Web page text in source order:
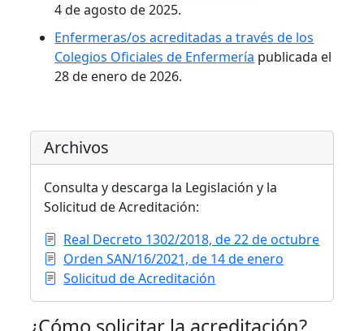
4 de agosto de 2025.
Enfermeras/os acreditadas a través de los
Colegios Oficiales de Enfermería publicada el
28 de enero de 2026.
Archivos
Consulta y descarga la Legislación y la
Solicitud de Acreditación:
Real Decreto 1302/2018, de 22 de octubre
Orden SAN/16/2021, de 14 de enero
Solicitud de Acreditación